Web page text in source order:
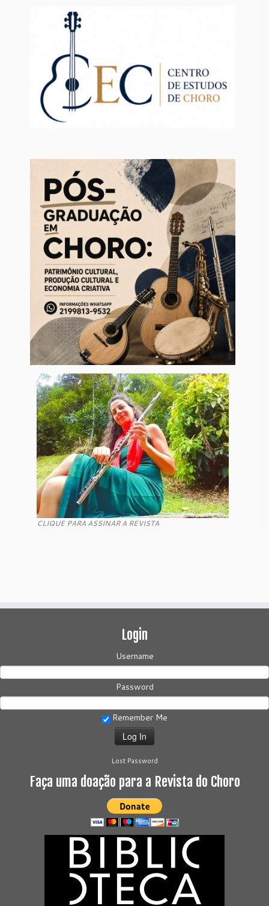
CLIQUE PARA ASSINAR A REVISTA
Login
Username
Password
Remember Me
Lost Password
Faça uma doação para a Revista do Choro